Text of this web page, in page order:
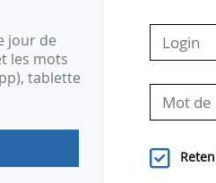
jour de
les mots
tablette